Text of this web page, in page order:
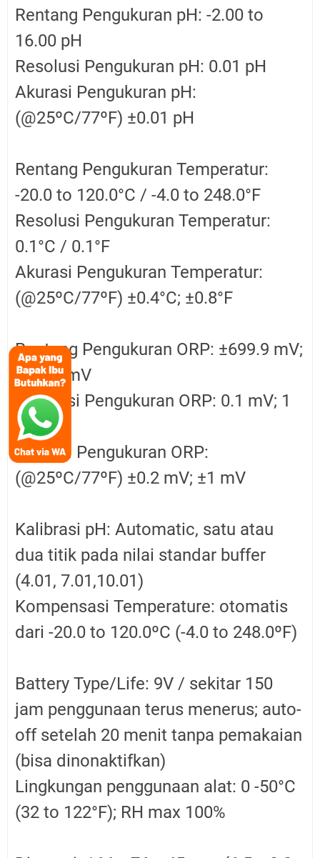
Rentang Pengukuran pH: -2.00 to
16.00 pH
Resolusi Pengukuran pH: 0.01 pH
Akurasi Pengukuran pH:
(@25ºC/77ºF) ±0.01 pH
Rentang Pengukuran Temperatur:
-20.0 to 120.0°C / -4.0 to 248.0°F
Resolusi Pengukuran Temperatur:
0.1°C / 0.1°F
Akurasi Pengukuran Temperatur:
(@25ºC/77ºF) ±0.4°C; ±0.8°F
Rentang Pengukuran ORP: ±699.9 mV;
±1999 mV
Resolusi Pengukuran ORP: 0.1 mV; 1
mV
Akurasi Pengukuran ORP:
(@25ºC/77ºF) ±0.2 mV; ±1 mV
Kalibrasi pH: Automatic, satu atau
dua titik pada nilai standar buffer
(4.01, 7.01,10.01)
Kompensasi Temperature: otomatis
dari -20.0 to 120.0ºC (-4.0 to 248.0ºF)
Battery Type/Life: 9V / sekitar 150
jam penggunaan terus menerus; auto-
off setelah 20 menit tanpa pemakaian
(bisa dinonaktifkan)
Lingkungan penggunaan alat: 0 -50°C
(32 to 122°F); RH max 100%